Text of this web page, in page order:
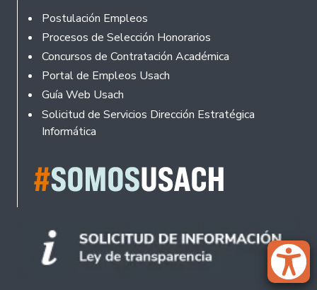
Rodapé
Postulación Empleos
Procesos de Selección Honorarios
Concursos de Contratación Académica
Portal de Empleos Usach
Guía Web Usach
Solicitud de Servicios Dirección Estratégica
Informática